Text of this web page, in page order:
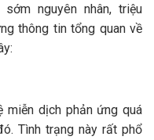
nguyên nhân, triệu
thông tin tổng quan về
miễn dịch phản ứng quá
Tình trạng này rất phổ